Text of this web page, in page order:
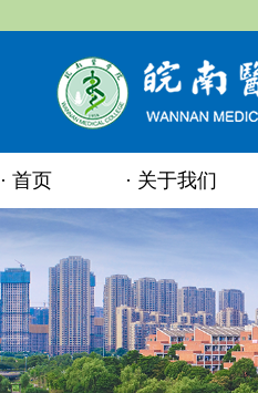
首页 关于我们